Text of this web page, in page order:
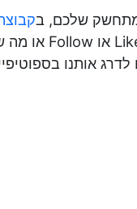
מתחשק שלכם, ב